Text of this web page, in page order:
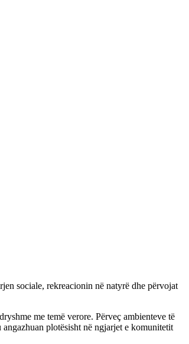
sociale, rekreacionin në natyrë dhe përvojat
me temë verore. Përveç ambienteve të
plotësisht në ngjarjet e komunitetit